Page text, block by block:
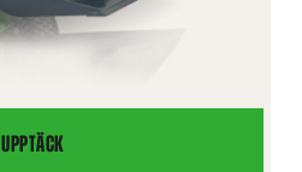
UPPTÄCK
DEMOLERINGSSKOPA